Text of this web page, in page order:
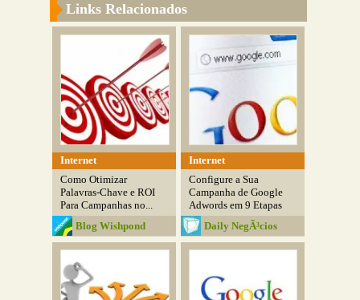
Links Relacionados
Internet
Como Otimizar
Palavras-Chave e ROI
Para Campanhas no...
Blog Wishpond
Internet
Configure a Sua
Campanha de Google
Adwords em 9 Etapas
Daily NegÃ³cios